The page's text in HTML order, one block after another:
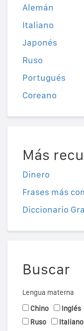
Alemán
Italiano
Japonés
Ruso
Portugués
Coreano
Más
Dinero
Frases más
Diccionario
Buscar
Lengua materna
Chino
Inglés
Ruso
Italiano